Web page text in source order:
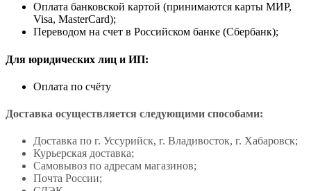
Оплата банковской картой (принимаются карты МИР,
Visa, MasterCard);
Переводом на счет в Российском банке (Сбербанк);
Для юридических лиц и ИП:
Оплата по счёту
Доставка осуществляется следующими способами:
Доставка по г. Уссурийск, г. Владивосток, г. Хабаровск;
Курьерская доставка;
Самовывоз по адресам магазинов;
Почта России;